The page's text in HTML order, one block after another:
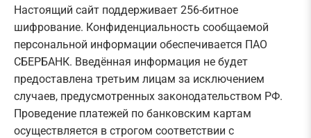
Настоящий сайт поддерживает 256-битное
шифрование. Конфиденциальность сообщаемой
персональной информации обеспечивается ПАО
СБЕРБАНК. Введённая информация не будет
предоставлена третьим лицам за исключением
случаев, предусмотренных законодательством РФ.
Проведение платежей по банковским картам
осуществляется в строгом соответствии с